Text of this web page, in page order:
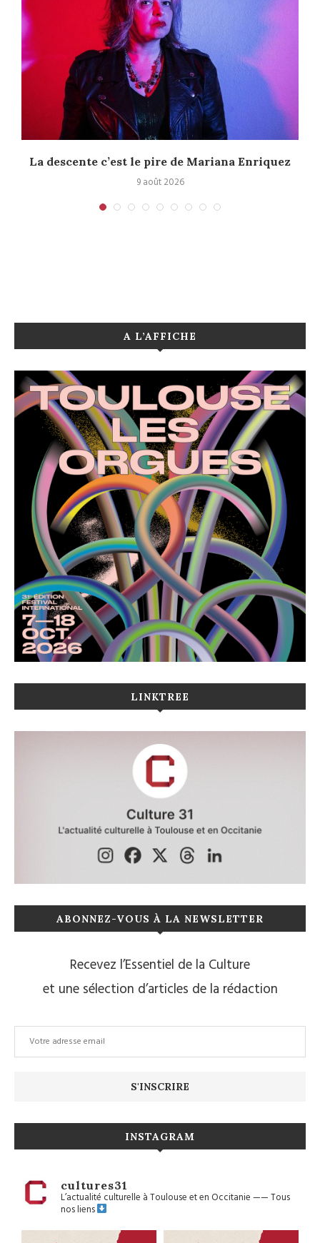
La descente c’est le pire de Mariana Enriquez
9 août 2026
A L’AFFICHE
LINKTREE
ABONNEZ-VOUS À LA NEWSLETTER
Recevez l’Essentiel de la Culture
et une sélection d’articles de la rédaction
INSTAGRAM
cultures31
L’actualité culturelle à Toulouse et en Occitanie——Tous
nos liens